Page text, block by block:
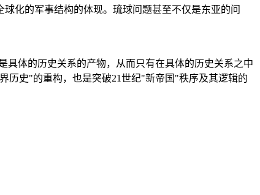
化的军事结构的体现。琉球问题甚至不仅是东亚的问
具体的历史关系的产物，从而只有在具体的历史关系之中
历史"的重构，也是突破21世纪"新帝国"秩序及其逻辑的